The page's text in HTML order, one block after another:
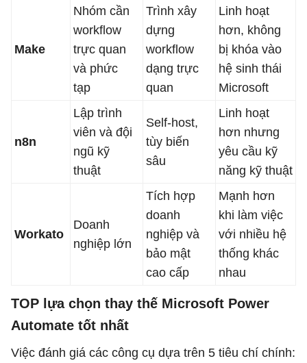
Make
Nhóm cần
workflow
trực quan
và phức
tạp
Trình xây
dựng
workflow
dạng trực
quan
Linh hoạt
hơn, không
bị khóa vào
hệ sinh thái
Microsoft
n8n
Lập trình
viên và đội
ngũ kỹ
thuật
Self-host,
tùy biến
sâu
Linh hoạt
hơn nhưng
yêu cầu kỹ
năng kỹ thuật
Workato
Doanh
nghiệp lớn
Tích hợp
doanh
nghiệp và
bảo mật
cao cấp
Mạnh hơn
khi làm việc
với nhiều hệ
thống khác
nhau
TOP lựa chọn thay thế Microsoft Power
Automate tốt nhất
Việc đánh giá các công cụ dựa trên 5 tiêu chí chính: